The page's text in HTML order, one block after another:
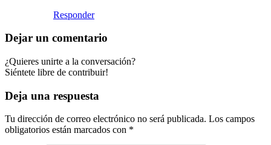
Responder
Dejar un comentario
¿Quieres unirte a la conversación?
Siéntete libre de contribuir!
Deja una respuesta
Tu dirección de correo electrónico no será publicada. Los campos
obligatorios están marcados con *